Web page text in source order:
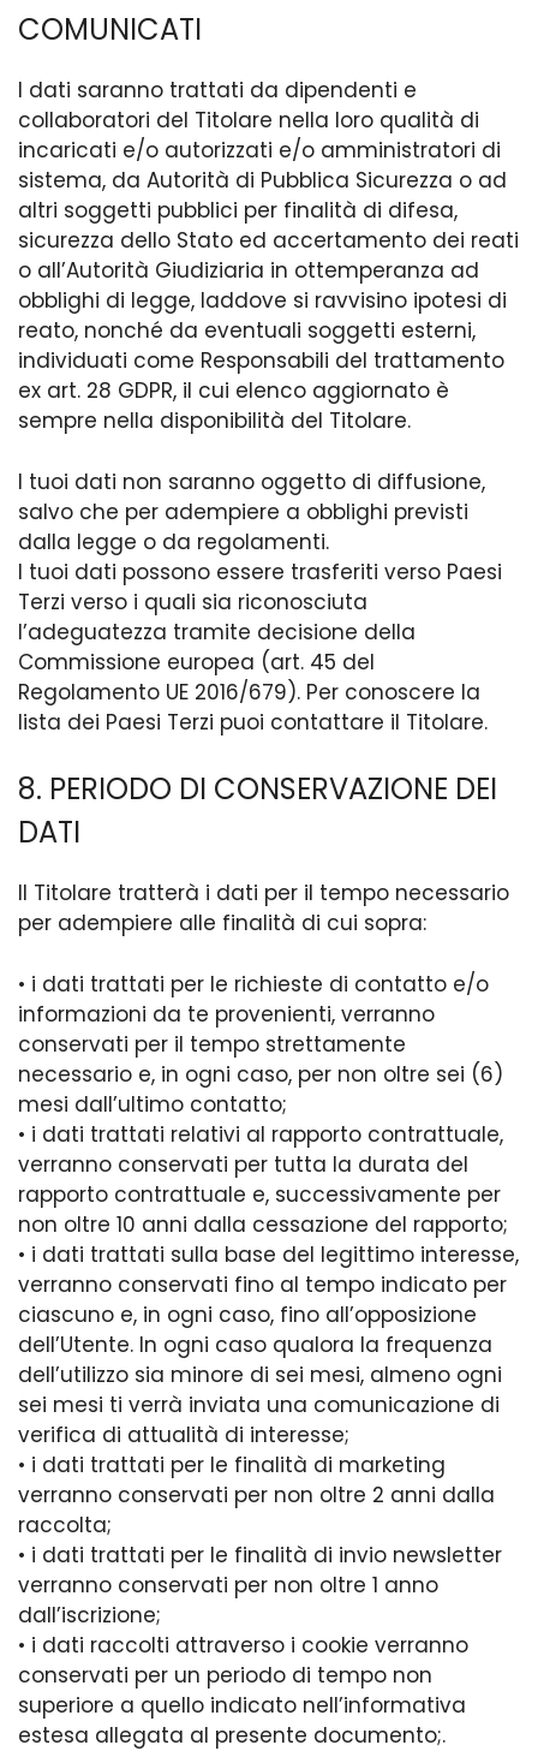
COMUNICATI
I dati saranno trattati da dipendenti e
collaboratori del Titolare nella loro qualità di
incaricati e/o autorizzati e/o amministratori di
sistema, da Autorità di Pubblica Sicurezza o ad
altri soggetti pubblici per finalità di difesa,
sicurezza dello Stato ed accertamento dei reati
o all’Autorità Giudiziaria in ottemperanza ad
obblighi di legge, laddove si ravvisino ipotesi di
reato, nonché da eventuali soggetti esterni,
individuati come Responsabili del trattamento
ex art. 28 GDPR, il cui elenco aggiornato è
sempre nella disponibilità del Titolare.
I tuoi dati non saranno oggetto di diffusione,
salvo che per adempiere a obblighi previsti
dalla legge o da regolamenti.
I tuoi dati possono essere trasferiti verso Paesi
Terzi verso i quali sia riconosciuta
l’adeguatezza tramite decisione della
Commissione europea (art. 45 del
Regolamento UE 2016/679). Per conoscere la
lista dei Paesi Terzi puoi contattare il Titolare.
8. PERIODO DI CONSERVAZIONE DEI
DATI
Il Titolare tratterà i dati per il tempo necessario
per adempiere alle finalità di cui sopra:
• i dati trattati per le richieste di contatto e/o
informazioni da te provenienti, verranno
conservati per il tempo strettamente
necessario e, in ogni caso, per non oltre sei (6)
mesi dall’ultimo contatto;
• i dati trattati relativi al rapporto contrattuale,
verranno conservati per tutta la durata del
rapporto contrattuale e, successivamente per
non oltre 10 anni dalla cessazione del rapporto;
• i dati trattati sulla base del legittimo interesse,
verranno conservati fino al tempo indicato per
ciascuno e, in ogni caso, fino all’opposizione
dell’Utente. In ogni caso qualora la frequenza
dell’utilizzo sia minore di sei mesi, almeno ogni
sei mesi ti verrà inviata una comunicazione di
verifica di attualità di interesse;
• i dati trattati per le finalità di marketing
verranno conservati per non oltre 2 anni dalla
raccolta;
• i dati trattati per le finalità di invio newsletter
verranno conservati per non oltre 1 anno
dall’iscrizione;
• i dati raccolti attraverso i cookie verranno
conservati per un periodo di tempo non
superiore a quello indicato nell’informativa
estesa allegata al presente documento;.